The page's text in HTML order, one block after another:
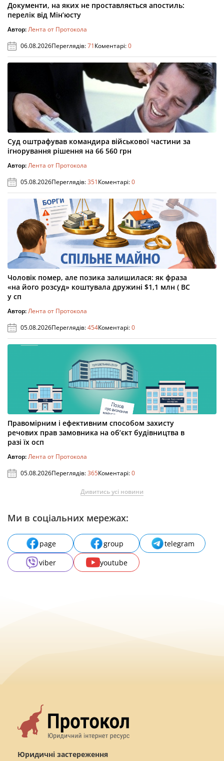
Документи, на яких не проставляється апостиль:
перелік від Мін’юсту
Автор:Лента от Протокола
06.08.2026Переглядів:71Коментарі:0
Суд оштрафував командира військової частини за
ігнорування рішення на 66 560 грн
Автор:Лента от Протокола
05.08.2026Переглядів:351Коментарі:0
Чоловік помер, але позика залишилася: як фраза
«на його розсуд» коштувала дружині $1,1 млн ( ВС
у сп
Автор:Лента от Протокола
05.08.2026Переглядів:454Коментарі:0
Правомірним і ефективним способом захисту
речових прав замовника на об’єкт будівництва в
разі їх осп
Автор:Лента от Протокола
05.08.2026Переглядів:365Коментарі:0
Дивитись усі новини
Ми в соціальних мережах:
page group
telegram
viber
youtube
Юридичні застереження